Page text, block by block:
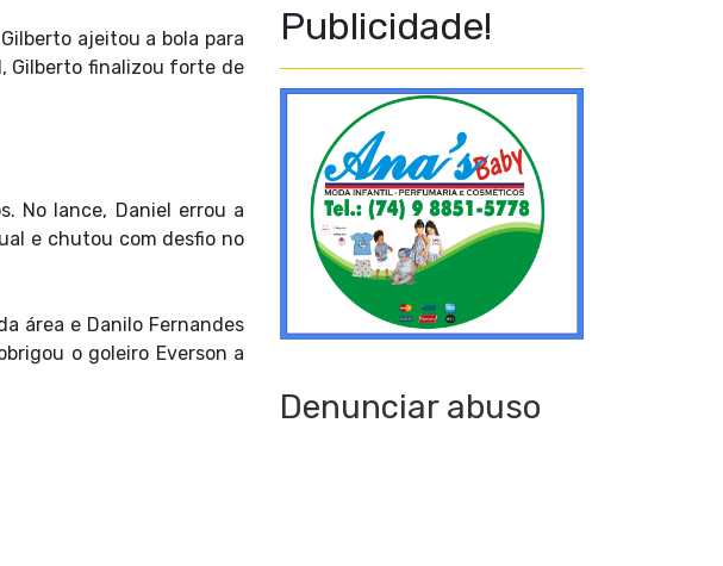
ajeitou a bola para
Gilberto finalizou forte de
No lance, Daniel errou a
e chutou com desfio no
área e Danilo Fernandes
o goleiro Everson a
Publicidade!
Denunciar abuso